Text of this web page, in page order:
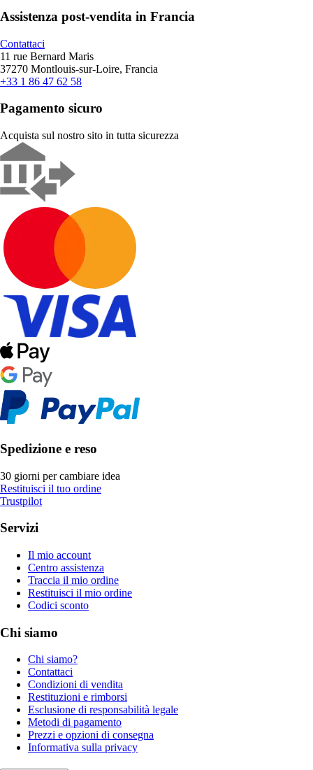
Assistenza post-vendita in Francia
Contattaci
11 rue Bernard Maris
37270 Montlouis-sur-Loire, Francia
+33 1 86 47 62 58
Pagamento sicuro
Acquista sul nostro sito in tutta sicurezza
Spedizione e reso
30 giorni per cambiare idea
Restituisci il tuo ordine
Trustpilot
Servizi
Il mio account
Centro assistenza
Traccia il mio ordine
Restituisci il mio ordine
Codici sconto
Chi siamo
Chi siamo?
Contattaci
Condizioni di vendita
Restituzioni e rimborsi
Esclusione di responsabilità legale
Metodi di pagamento
Prezzi e opzioni di consegna
Informativa sulla privacy